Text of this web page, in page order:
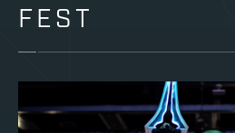
FEST